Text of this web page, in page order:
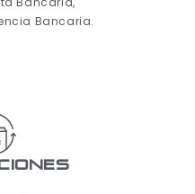
Bancaria.